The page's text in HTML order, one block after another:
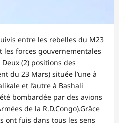
entre les rebelles du M23
les forces gouvernementales
(2) positions des
du 23 Mars) située l’une à
et l’autre à Bashali
bombardée par des avions
de la R.D.Congo).Grâce
ont fuis dans tous les sens